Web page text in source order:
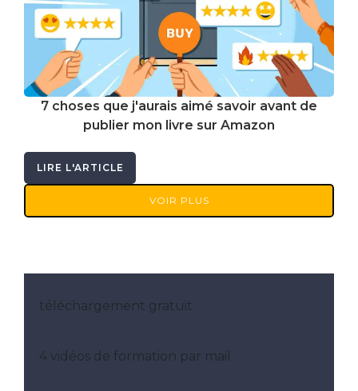
7 choses que j'aurais aimé savoir avant de
publier mon livre sur Amazon
LIRE L'ARTICLE
VOIR PLUS
téléchargement gratuit
4 vidéos de formation par mail